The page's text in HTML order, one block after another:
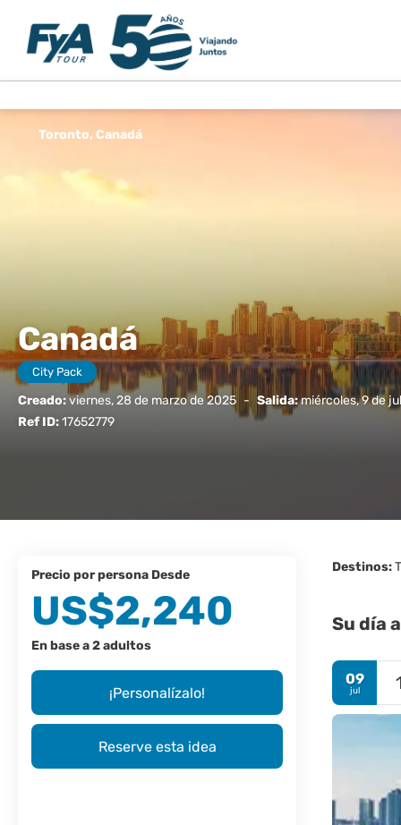
Canadá
City Pack
Creado:viernes, 28 de marzo de 2025 - Salida:miércoles, 9 de
Ref ID:17652779
Toronto, Canadá
Destinos:
Su día
09
jul
precio por persona Desde
US$2,240
En base a 2 adultos
¡Personalízalo!
Reserve esta idea